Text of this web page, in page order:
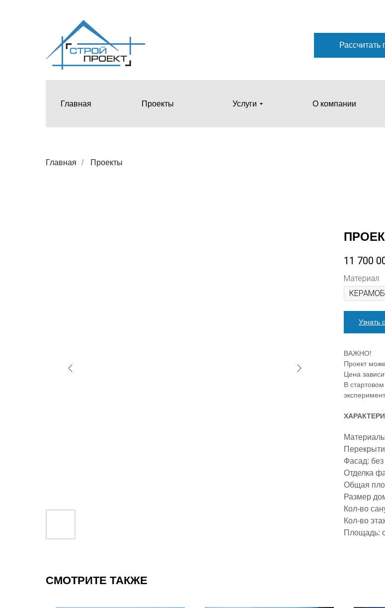
Рассчитать
О компании
Услуги
Проекты
Главная
Главная / Проекты
11 700
Материал
Узнать
ВАЖНО!
Проект
Цена
В
Фасад:
Отделка
Общая
Размер
Кол-во
Кол-во
Площадь:
СМОТРИТЕ ТАКЖЕ